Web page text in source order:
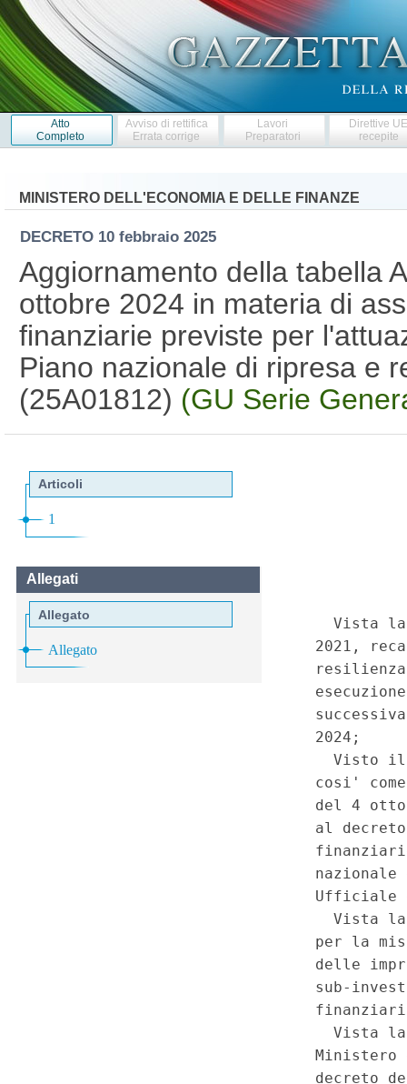
Atto
Completo
Avviso di rettifica
Errata corrige
Lavori
Preparatori
Direttive
recepite
MINISTERO DELL'ECONOMIA E DELLE FINANZE
DECRETO 10 febbraio 2025
Aggiornamento della tabella
ottobre 2024 in materia di
finanziarie previste per
Piano nazionale di ripresa e
(25A01812) (GU Serie